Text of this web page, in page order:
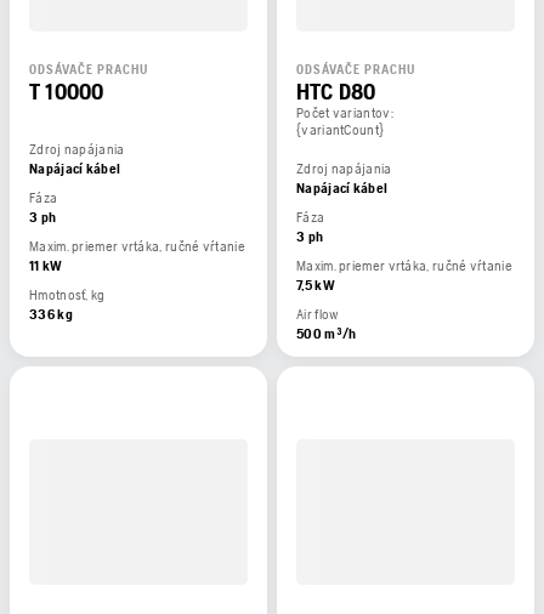
ODSÁVAČE PRACHU
T 10000
Zdroj napájania
Napájací kábel
Fáza
3 ph
Maxim. priemer vrtáka, ručné vŕtanie
11 kW
Hmotnosť, kg
336 kg
ODSÁVAČE PRACHU
HTC D80
Počet variantov:
{variantCount}
Zdroj napájania
Napájací kábel
Fáza
3 ph
Maxim. priemer vrtáka, ručné vŕtanie
7,5 kW
Air flow
500 m³/h